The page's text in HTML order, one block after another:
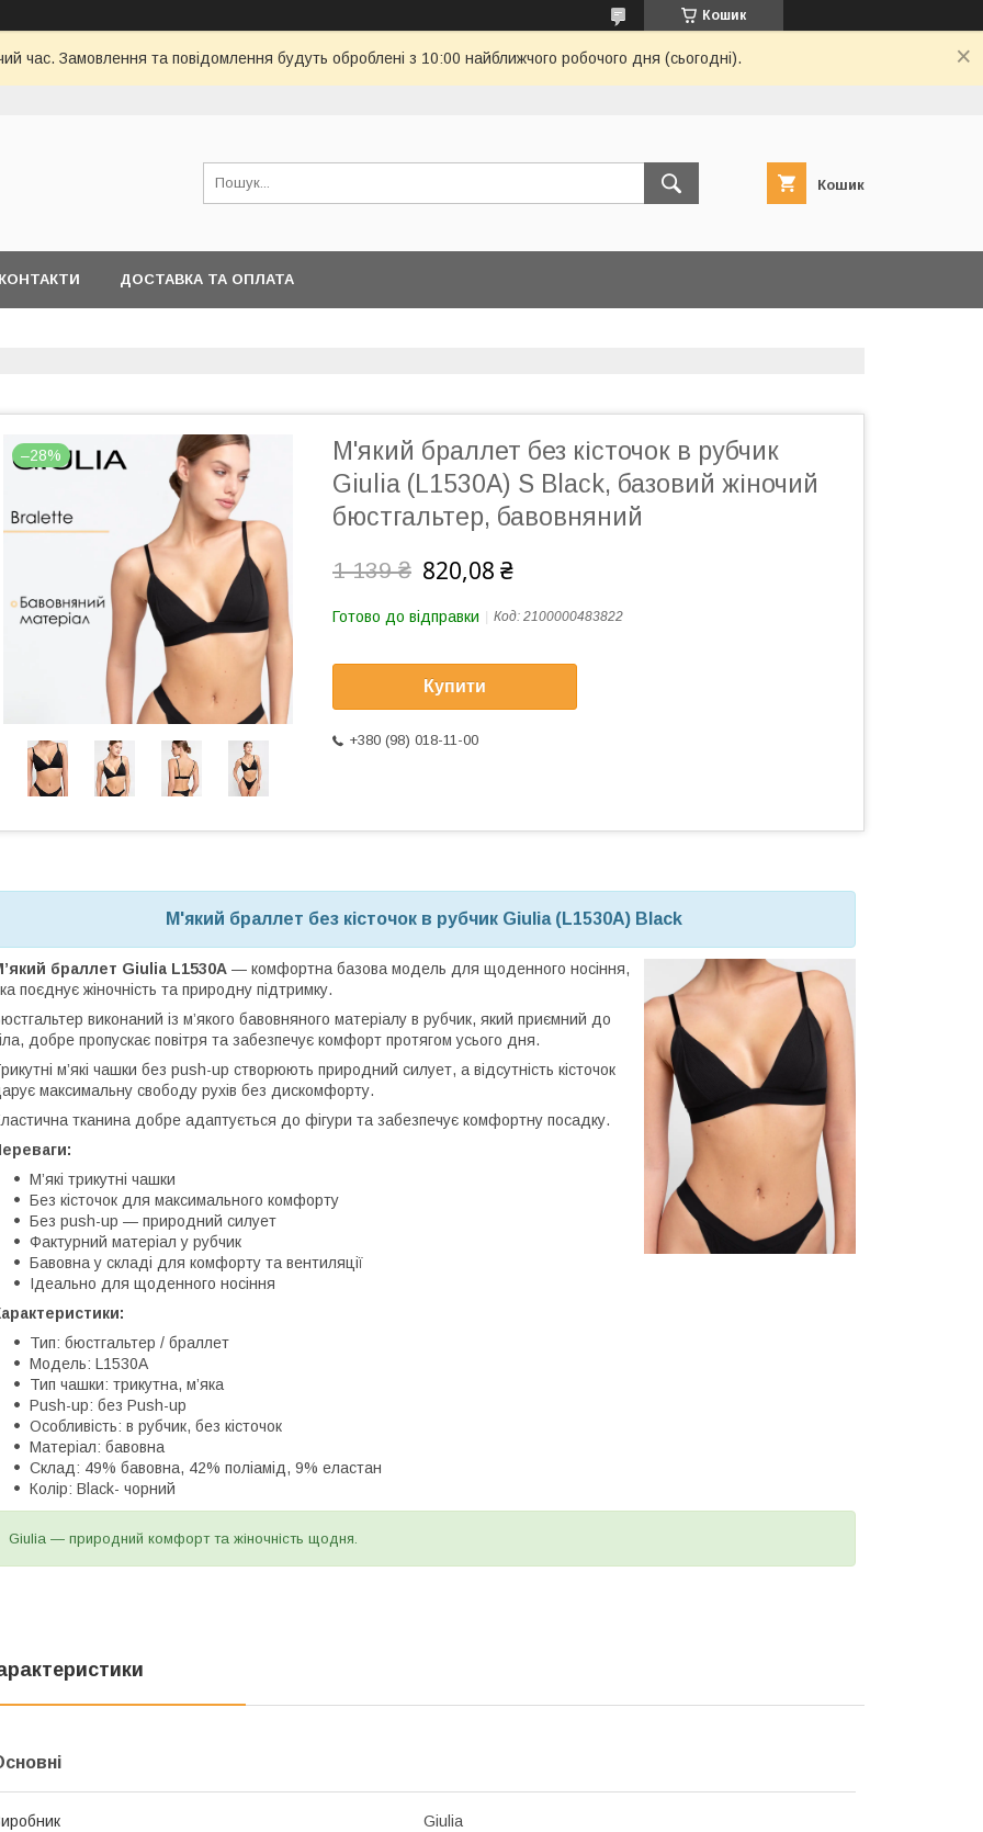
Кошик
час. Замовлення та повідомлення будуть оброблені з 10:00 найближчого робочого дня (сьогодні).
Кошик
КОНТАКТИ ДОСТАВКА ТА ОПЛАТА
–28%
М'який браллет без кісточок в рубчик
Giulia (L1530A) S Black, базовий жіночий
бюстгальтер, бавовняний
1 139 ₴ 820,08 ₴
Готово до відправки Код: 2100000483822
Купити
+380 (98) 018-11-00
М'який браллет без кісточок в рубчик Giulia (L1530A) Black
браллет Giulia L1530A — комфортна базова модель для щоденного носіння,
поєднує жіночність та природну підтримку.
виконаний із м’якого бавовняного матеріалу в рубчик, який приємний до
добре пропускає повітря та забезпечує комфорт протягом усього дня.
м’які чашки без push-up створюють природний силует, а відсутність кісточок
максимальну свободу рухів без дискомфорту.
тканина добре адаптується до фігури та забезпечує комфортну посадку.
М’які трикутні чашки
Без кісточок для максимального комфорту
Без push-up — природний силует
Фактурний матеріал у рубчик
Бавовна у складі для комфорту та вентиляції
Ідеально для щоденного носіння
Тип: бюстгальтер / браллет
Модель: L1530A
Тип чашки: трикутна, м’яка
Push-up: без Push-up
Особливість: в рубчик, без кісточок
Матеріал: бавовна
Склад: 49% бавовна, 42% поліамід, 9% еластан
Колір: Black- чорний
Giulia — природний комфорт та жіночність щодня.
Giulia